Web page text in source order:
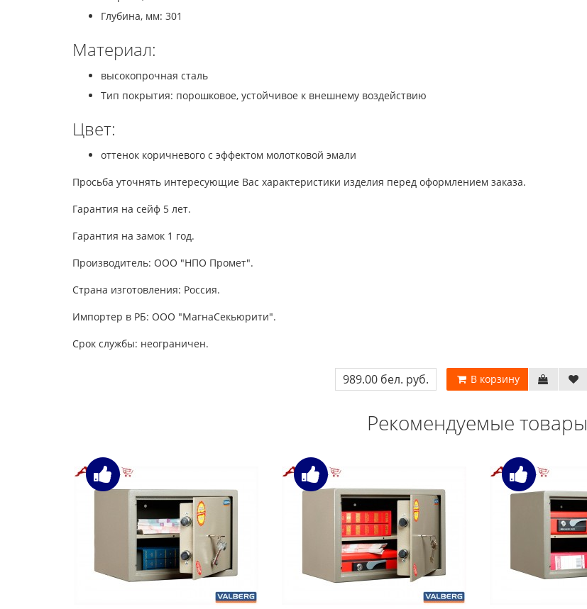
Глубина, мм: 301
Материал:
высокопрочная сталь
Тип покрытия: порошковое, устойчивое к внешнему воздействию
Цвет:
оттенок коричневого с эффектом молотковой эмали
Просьба уточнять интересующие Вас характеристики изделия перед оформлением заказа.
Гарантия на сейф 5 лет.
Гарантия на замок 1 год.
Производитель: ООО "НПО Промет".
Страна изготовления: Россия.
Импортер в РБ: ООО "МагнаСекьюрити".
Срок службы: неограничен.
989.00 бел. руб. В корзину
Рекомендуемые товары